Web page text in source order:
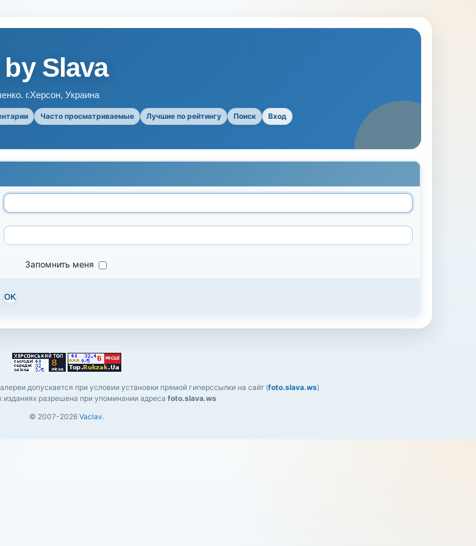
Slava
г.Херсон, Украина
Часто просматриваемые Лучшие по рейтингу Поиск Вход
Запомнить меня
OK
допускается при условии установки прямой гиперссылки на сайт (foto.slava.ws)
изданиях разрешена при упоминании адреса foto.slava.ws
© 2007-2026 Vaclav.